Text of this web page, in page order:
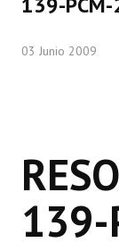
Comisiones
Comisiones
LEGISLACIÓN
Constitución
Constitución
03 Junio 2009
139-